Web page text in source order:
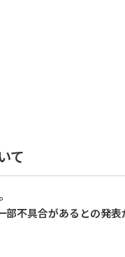
て
不具合があるとの発表